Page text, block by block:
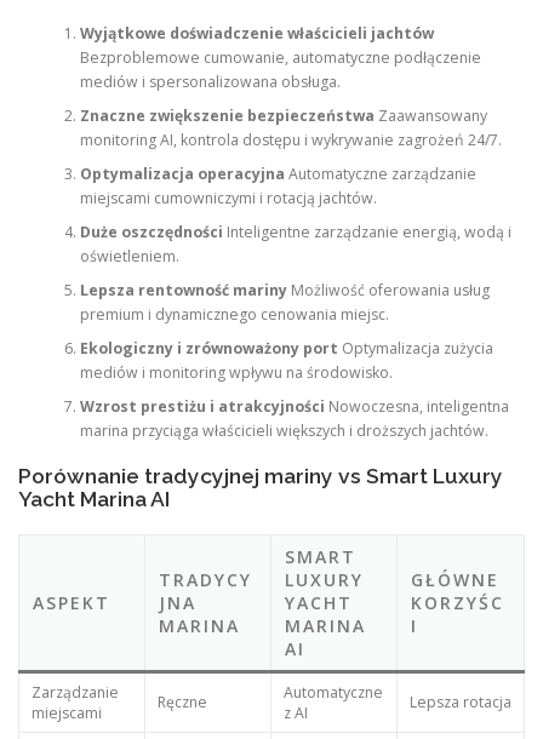
Wyjątkowe doświadczenie właścicieli jachtów
Bezproblemowe cumowanie, automatyczne podłączenie
mediów i spersonalizowana obsługa.
Znaczne zwiększenie bezpieczeństwa Zaawansowany
monitoring AI, kontrola dostępu i wykrywanie zagrożeń 24/7.
Optymalizacja operacyjna Automatyczne zarządzanie
miejscami cumowniczymi i rotacją jachtów.
Duże oszczędności Inteligentne zarządzanie energią, wodą i
oświetleniem.
Lepsza rentowność marinyMożliwość oferowania usług
premium i dynamicznego cenowania miejsc.
Ekologiczny i zrównoważony port Optymalizacja zużycia
mediów i monitoring wpływu na środowisko.
Wzrost prestiżu i atrakcyjności Nowoczesna, inteligentna
marina przyciąga właścicieli większych i droższych jachtów.
Porównanie tradycyjnej mariny vs Smart Luxury
Yacht Marina AI
ASPEKT
TRADYCY
JNA
MARINA
SMART
LUXURY
YACHT
MARINA
AI
GŁÓWNE
KORZYŚC
I
Zarządzanie
miejscami
Ręczne
Automatyczne
z AI
Lepsza rotacja